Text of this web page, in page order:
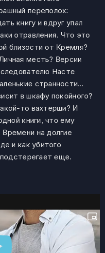
переполох:
книгу и вдруг упал
отравления. Что это
близости от Кремля?
месть? Версии
Насте
странности…
в шкафу покойного?
то вахтерши? И
книги, что ему
на долгие
и как убитого
подстерегает еще.